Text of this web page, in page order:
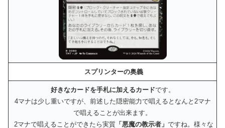
スプリンターの奥義
好きなカードを手札に加えるカードです。
4マナは少し重いですが、前述した隠密能力で唱えるとなんと2マナ
で唱えることが出来ます。
2マナで唱えることができたら実質「悪魔の教示者」 ですね。様々な